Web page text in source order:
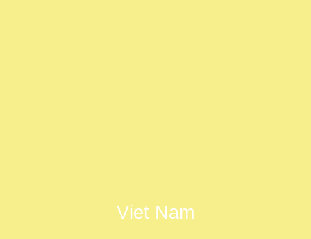
Viet Nam